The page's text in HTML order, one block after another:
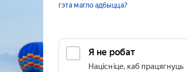
гэта магло адбыцца?
Я не робат
Націсніце, каб працягнуць